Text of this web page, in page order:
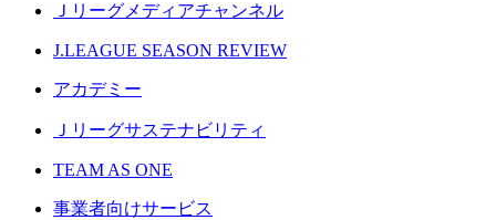
Ｊリーグメディアチャンネル
J.LEAGUE SEASON REVIEW
アカデミー
Ｊリーグサステナビリティ
TEAM AS ONE
事業者向けサービス